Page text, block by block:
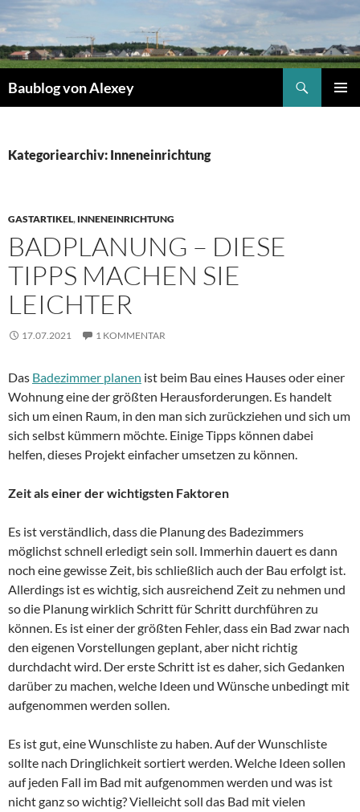
Inhalt
springen
Baublog von Alexey
Kategoriearchiv: Inneneinrichtung
GASTARTIKEL, INNENEINRICHTUNG
BADPLANUNG – DIESE
TIPPS MACHEN SIE
LEICHTER
17.07.2021 1 KOMMENTAR
Das Badezimmer planen ist beim Bau eines Hauses oder einer
Wohnung eine der größten Herausforderungen. Es handelt
sich um einen Raum, in den man sich zurückziehen und sich um
sich selbst kümmern möchte. Einige Tipps können dabei
helfen, dieses Projekt einfacher umsetzen zu können.
Zeit als einer der wichtigsten Faktoren
Es ist verständlich, dass die Planung des Badezimmers
möglichst schnell erledigt sein soll. Immerhin dauert es dann
noch eine gewisse Zeit, bis schließlich auch der Bau erfolgt ist.
Allerdings ist es wichtig, sich ausreichend Zeit zu nehmen und
so die Planung wirklich Schritt für Schritt durchführen zu
können. Es ist einer der größten Fehler, dass ein Bad zwar nach
den eigenen Vorstellungen geplant, aber nicht richtig
durchdacht wird. Der erste Schritt ist es daher, sich Gedanken
darüber zu machen, welche Ideen und Wünsche unbedingt mit
aufgenommen werden sollen.
Es ist gut, eine Wunschliste zu haben. Auf der Wunschliste
sollte nach Dringlichkeit sortiert werden. Welche Ideen sollen
auf jeden Fall im Bad mit aufgenommen werden und was ist
nicht ganz so wichtig? Vielleicht soll das Bad mit vielen